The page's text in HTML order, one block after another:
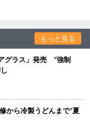
もっと見る
グラス」発売 “強制
から冷製うどんまで“夏